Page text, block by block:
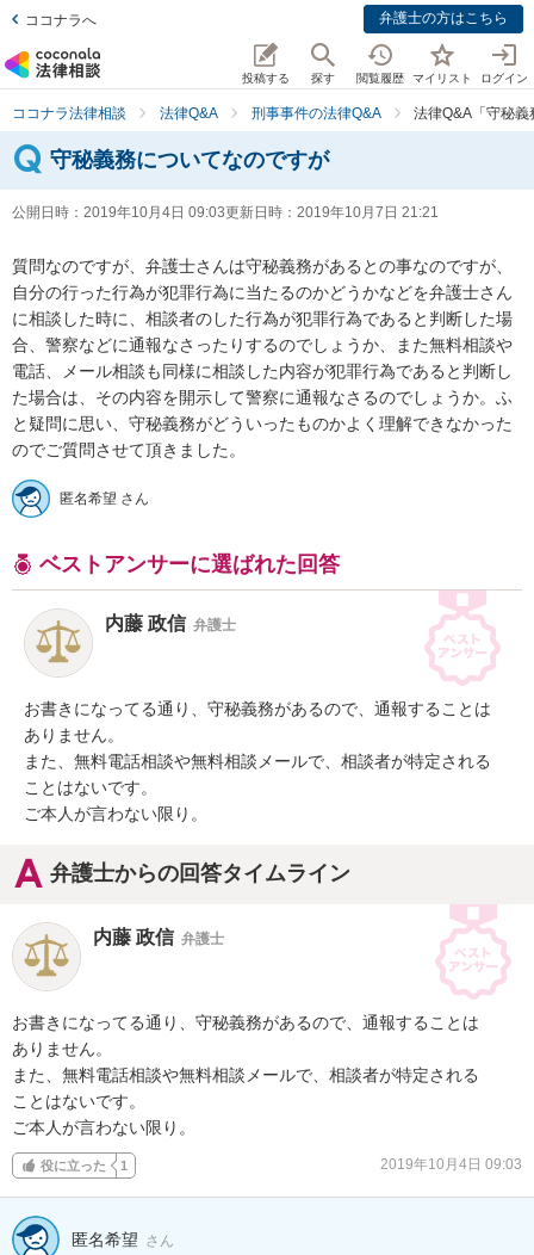
ココナラへ 弁護士の方はこちら
投稿する 探す 閲覧履歴 マイリスト ログイン
ココナラ法律相談 法律Q&A 刑事事件の法律Q&A 法律Q&A「守秘
守秘義務についてなのですが
公開日時： 2019年10月4日 09:03更新日時： 2019年10月7日 21:21
質問なのですが、弁護士さんは守秘義務があるとの事なのですが、
自分の行った行為が犯罪行為に当たるのかどうかなどを弁護士さん
に相談した時に、相談者のした行為が犯罪行為であると判断した場
合、警察などに通報なさったりするのでしょうか、また無料相談や
電話、メール相談も同様に相談した内容が犯罪行為であると判断し
た場合は、その内容を開示して警察に通報なさるのでしょうか。ふ
と疑問に思い、守秘義務がどういったものかよく理解できなかった
のでご質問させて頂きました。
匿名希望 さん
ベストアンサーに選ばれた回答
内藤 政信 弁護士
お書きになってる通り、守秘義務があるので、通報することは
ありません。
また、無料電話相談や無料相談メールで、相談者が特定される
ことはないです。
ご本人が言わない限り。
弁護士からの回答タイムライン
内藤 政信 弁護士
お書きになってる通り、守秘義務があるので、通報することは
ありません。
また、無料電話相談や無料相談メールで、相談者が特定される
ことはないです。
ご本人が言わない限り。
役に立った 1 2019年10月4日 09:03
匿名希望 さん